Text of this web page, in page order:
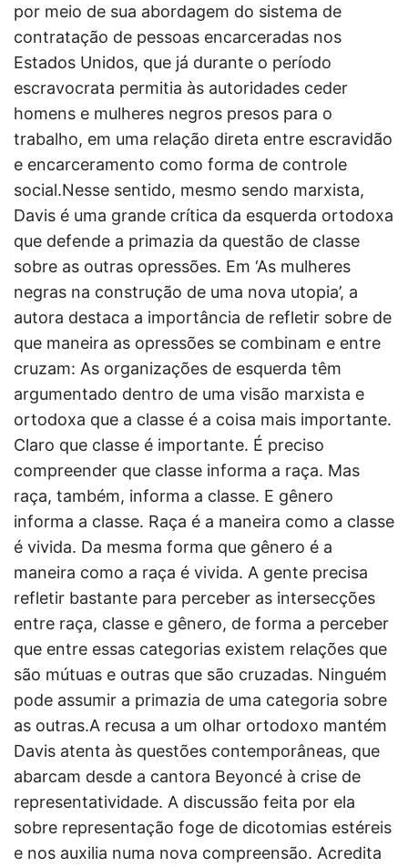
por meio de sua abordagem do sistema de
contratação de pessoas encarceradas nos
Estados Unidos, que já durante o período
escravocrata permitia às autoridades ceder
homens e mulheres negros presos para o
trabalho, em uma relação direta entre escravidão
e encarceramento como forma de controle
social.Nesse sentido, mesmo sendo marxista,
Davis é uma grande crítica da esquerda ortodoxa
que defende a primazia da questão de classe
sobre as outras opressões. Em ‘As mulheres
negras na construção de uma nova utopia’, a
autora destaca a importância de refletir sobre de
que maneira as opressões se combinam e entre
cruzam: As organizações de esquerda têm
argumentado dentro de uma visão marxista e
ortodoxa que a classe é a coisa mais importante.
Claro que classe é importante. É preciso
compreender que classe informa a raça. Mas
raça, também, informa a classe. E gênero
informa a classe. Raça é a maneira como a classe
é vivida. Da mesma forma que gênero é a
maneira como a raça é vivida. A gente precisa
refletir bastante para perceber as intersecções
entre raça, classe e gênero, de forma a perceber
que entre essas categorias existem relações que
são mútuas e outras que são cruzadas. Ninguém
pode assumir a primazia de uma categoria sobre
as outras.A recusa a um olhar ortodoxo mantém
Davis atenta às questões contemporâneas, que
abarcam desde a cantora Beyoncé à crise de
representatividade. A discussão feita por ela
sobre representação foge de dicotomias estéreis
e nos auxilia numa nova compreensão. Acredita